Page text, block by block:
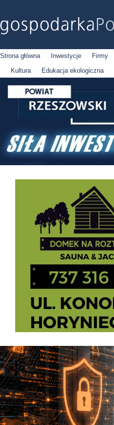
Strona główna Inwestycje Firmy
Kultura
Edukacja ekologiczna